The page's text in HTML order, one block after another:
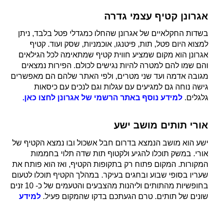
אגרונן קטיף עצמי גדרה
בשדות החקלאיים של אגרונן שהחלו כמגדלי פטל בלבד, ניתן
למצוא היום פטל, תות, פיטנגו, אוכמניות, שסק ועוד. קטיף
אגרונן הוא מקום שמציע חווית קטיף שמתאימה לכל הגילאים
והם שמו להם למטרה להיות נגישים לכולם. הפירות נמצאים
מגובה אדמה ועד שני מטרים, ולפי האתר שלהם הם מאפשרים
גישה נוחה גם למגיעים עם עגלות וגם לנכים עם כיסאות
גלגלים. למידע נוסף באתר הרשמי של אגרונן לחצו כאן.
אורי תותים מושב ישע
ישע הוא מושב הנמצא בדרום חבל אשכול ובו נמצא הקטיף של
אורי. במשק תוכלו להגיע ולקטוף תות שדה תלוי בחממות
המקורות. המקום פתוח רק בתקופות הקטיף, ואז הוא פותח את
שעריו בסופי שבוע ובחגים בעיקר. במהלך הקטיף תוכלו לטעום
בחופשיות מהתותים וליהנות מהצבעים והטעמים של כ- 10 זנים
שונים של תותים. טרם הגעתכם בדקו שהמקום פעיל. למידע